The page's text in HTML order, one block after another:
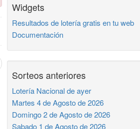
Widgets
Resultados de lotería gratis en tu web
Documentación
Sorteos anteriores
Lotería Nacional de ayer
Martes 4 de Agosto de 2026
Domingo 2 de Agosto de 2026
Sabado 1 de Agosto de 2026